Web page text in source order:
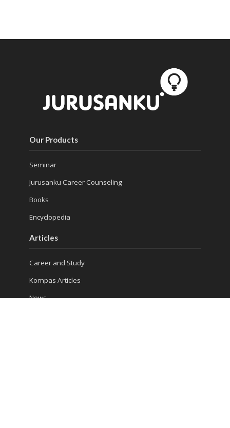
Our Products
Seminar
Jurusanku Career Counseling
Books
Encyclopedia
Articles
Career and Study
Kompas Articles
News